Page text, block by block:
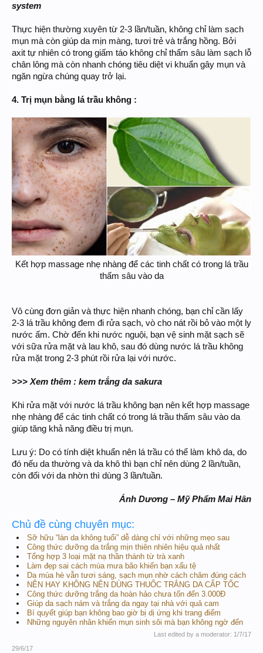
system
Thực hiện thường xuyên từ 2-3 lần/tuần, không chỉ làm sạch
mụn mà còn giúp da mịn màng, tươi trẻ và trắng hồng. Bởi
axit tự nhiên có trong giấm táo không chỉ thấm sâu làm sạch lỗ
chân lông mà còn nhanh chóng tiêu diệt vi khuẩn gây mụn và
ngăn ngừa chúng quay trở lại.
4. Trị mụn bằng lá trầu không :
Kết hợp massage nhẹ nhàng để các tinh chất có trong lá trầu
thấm sâu vào da
Vô cùng đơn giản và thực hiện nhanh chóng, bạn chỉ cần lấy
2-3 lá trầu không đem đi rửa sạch, vò cho nát rồi bỏ vào một ly
nước ấm. Chờ đến khi nước nguội, bạn vệ sinh mặt sạch sẽ
với sữa rửa mặt và lau khô, sau đó dùng nước lá trầu không
rửa mặt trong 2-3 phút rồi rửa lại với nước.
>>> Xem thêm : kem trắng da sakura
Khi rửa mặt với nước lá trầu không bạn nên kết hợp massage
nhẹ nhàng để các tinh chất có trong lá trầu thấm sâu vào da
giúp tăng khả năng điều trị mụn.
Lưu ý: Do có tính diệt khuẩn nên lá trầu có thể làm khô da, do
đó nếu da thường và da khô thì bạn chỉ nên dùng 2 lần/tuần,
còn đối với da nhờn thì dùng 3 lần/tuần.
Ánh Dương – Mỹ Phẩm Mai Hân
Chủ đề cùng chuyên mục:
Sỡ hữu “làn da không tuổi” dễ dàng chỉ với những mẹo sau
Công thức dưỡng da trắng mịn thiên nhiên hiệu quả nhất
Tổng hợp 3 loại mặt nạ thần thánh từ trà xanh
Làm đẹp sai cách mùa mưa bão khiến bạn xấu tệ
Da mùa hè vẫn tươi sáng, sạch mụn nhờ cách chăm đúng cách
NÊN HAY KHÔNG NÊN DÙNG THUỐC TRẮNG DA CẤP TỐC
Công thức dưỡng trắng da hoàn hảo chưa tốn đến 3.000Đ
Giúp da sạch nám và trắng da ngay tại nhà với quả cam
Bí quyết giúp bạn không bao giờ bị dị ứng khi trang điểm
Những nguyên nhân khiến mụn sinh sôi mà bạn không ngờ đến
Last edited by a moderator: 1/7/17
29/6/17